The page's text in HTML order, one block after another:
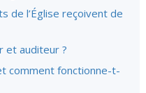
de l’Église reçoivent de
et auditeur ?
comment fonctionne-t-